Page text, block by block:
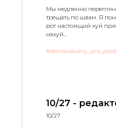
Мы медленно
трещать по швам. Я
рот настоящий хуй
нахуй…
10/27 -
10/27